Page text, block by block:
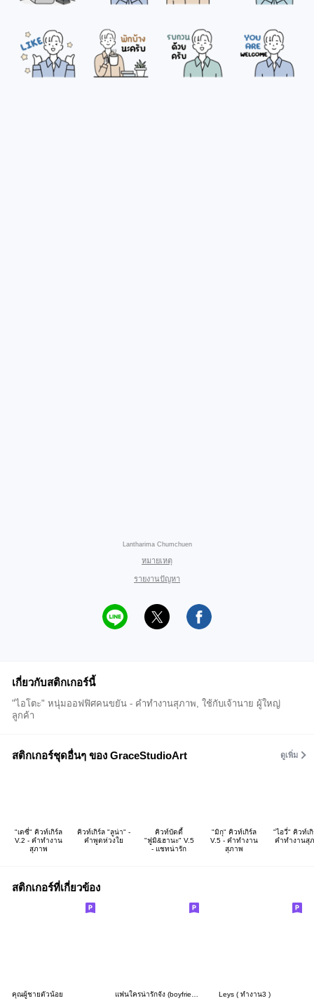
Lantharima Chumchuen
หมายเหตุ
รายงานปัญหา
เกี่ยวกับสติกเกอร์นี้
"ไอโตะ" หนุ่มออฟฟิศคนขยัน - คำทำงานสุภาพ, ใช้กับเจ้านาย ผู้ใหญ่
ลูกค้า
สติกเกอร์ชุดอื่นๆ ของ GraceStudioArt ดูเพิ่ม
"เดซี่" คิวท์เกิร์ล
V.2 - คำทำงาน
สุภาพ
คิวท์เกิร์ล "ลูน่า" -
คำพูดห่วงใย
คิวท์บัดดี้
"ฟูมิ&ฮานะ" V.5
- แชทน่ารัก
"มิกุ" คิวท์เกิร์ล
V.5 - คำทำงาน
สุภาพ
"ไอวี่" คิวท์เกิ
คำทำงานสุ
สติกเกอร์ที่เกี่ยวข้อง
คุณผู้ชายตัวน้อย แฟนใครน่ารักจัง (boyfriend) Leys ( ทำงาน3 )